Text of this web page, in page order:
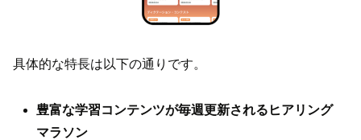
具体的な特長は以下の通りです。
豊富な学習コンテンツが毎週更新されるヒアリング
マラソン